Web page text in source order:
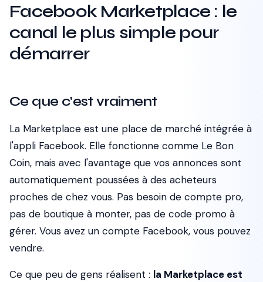
Facebook Marketplace : le
canal le plus simple pour
démarrer
Ce que c'est vraiment
La Marketplace est une place de marché intégrée à
l'appli Facebook. Elle fonctionne comme Le Bon
Coin, mais avec l'avantage que vos annonces sont
automatiquement poussées à des acheteurs
proches de chez vous. Pas besoin de compte pro,
pas de boutique à monter, pas de code promo à
gérer. Vous avez un compte Facebook, vous pouvez
vendre.
Ce que peu de gens réalisent : la Marketplace est